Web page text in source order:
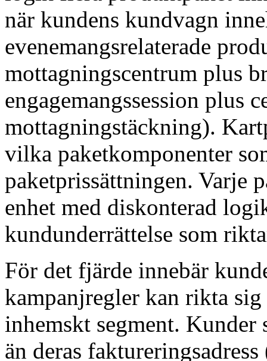
när kundens kundvagn
evenemangsrelaterade
mottagningscentrum plus
engagemangssession plus
mottagningstäckning).
vilka paketkomponenter
paketprissättningen. Varje
enhet med diskonterad
kundunderrättelse som
För det fjärde innebär
kampanjregler kan rikta
inhemskt segment. Kunder
än deras